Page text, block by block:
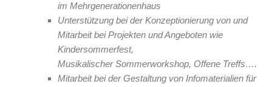
im Mehrgenerationenhaus
Unterstützung bei der Konzeptionierung von und
Mitarbeit bei Projekten und Angeboten wie
Kindersommerfest,
Musikalischer Sommerworkshop, Offene Treffs….
Mitarbeit bei der Gestaltung von Infomaterialien für